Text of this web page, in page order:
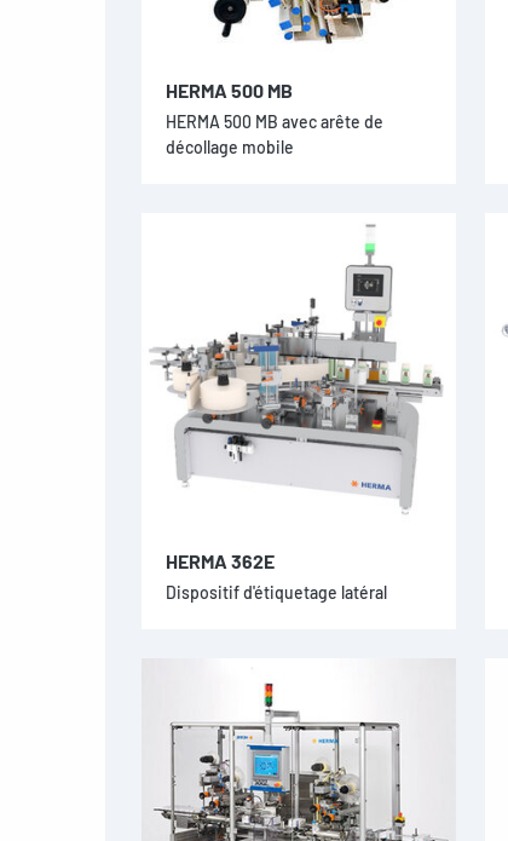
HERMA 500 MB
HERMA 500 MB avec arête de
décollage mobile
HERMA 362E
Dispositif d'étiquetage latéral